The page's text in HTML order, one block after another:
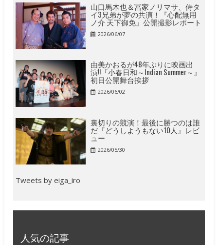
山口馬木也＆冨家ノリマサ、侍タ
イ3兄弟が夢の共演！『心配無用
ノ介 天下御免』公開撮影レポート
2026/06/07
由美かおるが48年ぶりに映画出
演!!『小春日和～Indian Summer～』
初日公開舞台挨拶
2026/06/02
裏切りの競演！最後に勝つのは誰
だ『どうしようもない10人』レビ
ュー
2026/05/30
Tweets by eiga_iro
人気の記事